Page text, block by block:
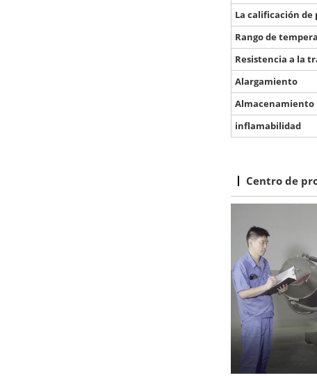
La calificación de
Rango de
Resistencia a la
Alargamiento
Almacenamiento
inflamabilidad
Centro de